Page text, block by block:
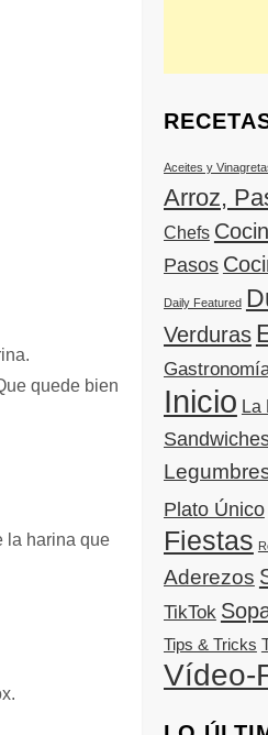
quede bien
la harina que
Aceites y
Arroz,
Chefs
Pasos
Daily Featured
Verduras
Inicio La
Plato Único
Fiestas
Aderezos
TikTok
Tips & Tricks
Vídeo-